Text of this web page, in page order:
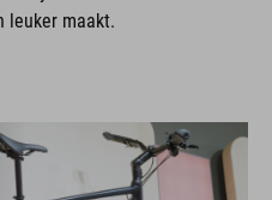
leuker maakt.